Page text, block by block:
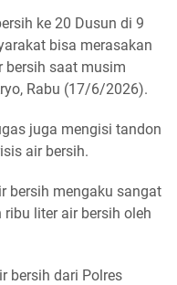
ke 20 Dusun di 9
bisa merasakan
saat musim
Rabu (17/6/2026).
juga mengisi tandon
air bersih.
bersih mengaku sangat
liter air bersih oleh
bersih dari Polres